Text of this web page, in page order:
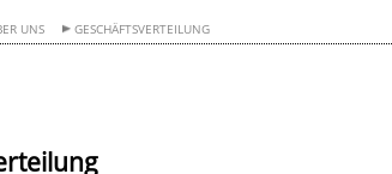
UNS GESCHÄFTSVERTEILUNG